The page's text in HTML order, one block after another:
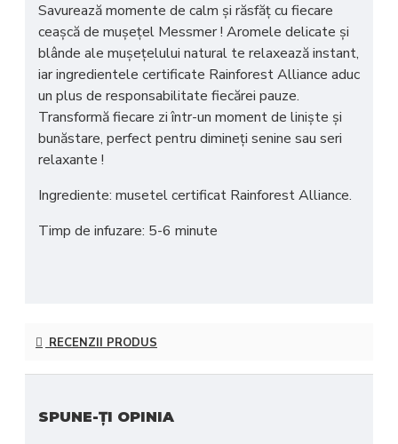
Savurează momente de calm și răsfățcu fiecare
ceașcă de mușețel Messmer ! Aromele delicate și
blânde ale mușețelului natural te relaxează instant,
iar ingredientele certificate Rainforest Alliance aduc
un plus de responsabilitate fiecărei pauze.
Transformă fiecare zi într-un moment de liniște și
bunăstare, perfect pentru dimineți senine sau seri
relaxante !
Ingrediente: musetel certificat Rainforest Alliance.
Timp de infuzare: 5-6 minute
RECENZII PRODUS
SPUNE-ŢI OPINIA